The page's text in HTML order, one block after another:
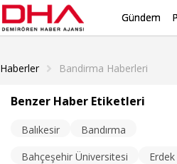
Gündem
Haberler
Bandirma Haberleri
Benzer Haber Etiketleri
Balıkesir
Bandırma
Bahçeşehir Üniversitesi
Erdek